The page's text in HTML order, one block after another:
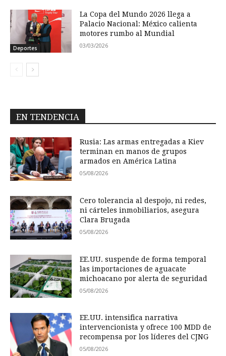
Deportes
La Copa del Mundo 2026 llega a
Palacio Nacional: México calienta
motores rumbo al Mundial
03/03/2026
EN TENDENCIA
Rusia: Las armas entregadas a Kiev
terminan en manos de grupos
armados en América Latina
05/08/2026
Cero tolerancia al despojo, ni redes,
ni cárteles inmobiliarios, asegura
Clara Brugada
05/08/2026
EE.UU. suspende de forma temporal
las importaciones de aguacate
michoacano por alerta de seguridad
05/08/2026
EE.UU. intensifica narrativa
intervencionista y ofrece 100 MDD de
recompensa por los líderes del CJNG
05/08/2026